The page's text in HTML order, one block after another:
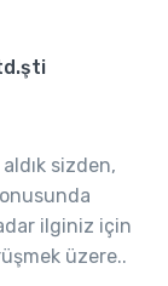
sizden,
ilginiz için
üzere..